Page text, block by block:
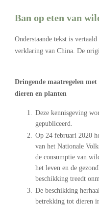
Ban op eten van
Onderstaande tekst is
verklaring van China. De
Dringende maatregelen
dieren en planten
Deze kennisgeving
gepubliceerd.
Op 24 februari 2020
van het Nationale
de consumptie van
het leven en de
beschikking treedt
De beschikking
betrekking tot dieren